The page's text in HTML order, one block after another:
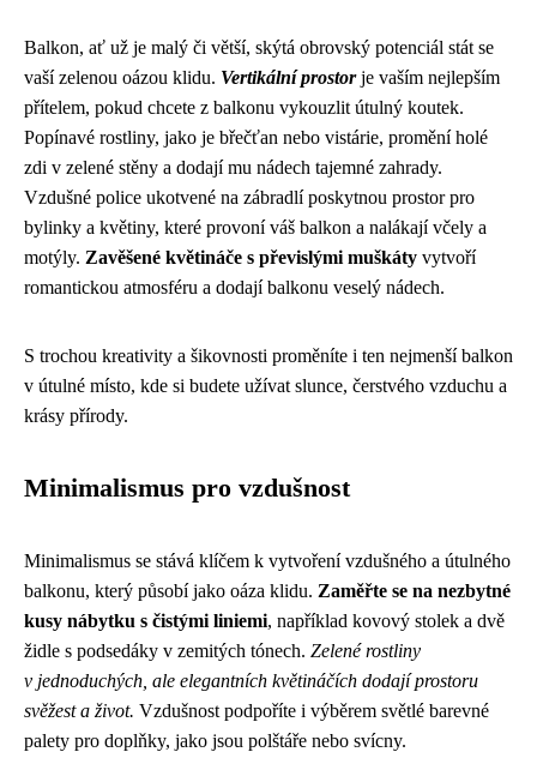
Balkon, ať už je malý či větší, skýtá obrovský potenciál stát se
vaší zelenou oázou klidu. Vertikální prostorje vaším nejlepším
přítelem, pokud chcete z balkonu vykouzlit útulný koutek.
Popínavé rostliny, jako je břečťan nebo vistárie, promění holé
zdi v zelené stěny a dodají mu nádech tajemné zahrady.
Vzdušné police ukotvené na zábradlí poskytnou prostor pro
bylinky a květiny, které provoní váš balkon a nalákají včely a
motýly. Zavěšené květináče s převislými muškáty vytvoří
romantickou atmosféru a dodají balkonu veselý nádech.
S trochou kreativity a šikovnosti proměníte i ten nejmenší balkon
v útulné místo, kde si budete užívat slunce, čerstvého vzduchu a
krásy přírody.
Minimalismus pro vzdušnost
Minimalismus se stává klíčem k vytvoření vzdušného a útulného
balkonu, který působí jako oáza klidu. Zaměřte se na nezbytné
kusy nábytku s čistými liniemi, například kovový stolek a dvě
židle s podsedáky v zemitých tónech. Zelené rostliny
v jednoduchých, ale elegantních květináčích dodají prostoru
svěžest a život. Vzdušnost podpoříte i výběrem světlé barevné
palety pro doplňky, jako jsou polštáře nebo svícny.